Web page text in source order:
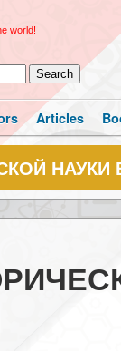
world!
Articles
НАУКИ